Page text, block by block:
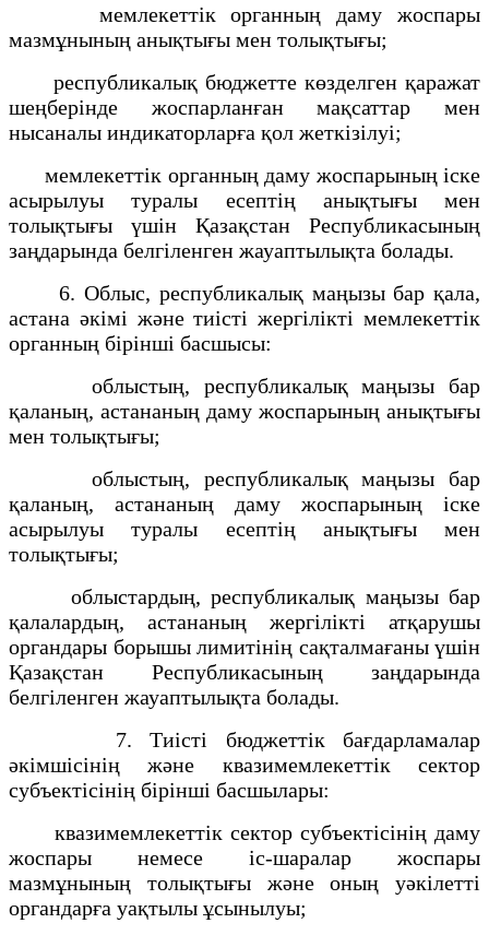
мемлекеттік органның даму жоспары
мазмұнының анықтығы мен толықтығы;
республикалық бюджетте көзделген қаражат
шеңберінде жоспарланған мақсаттар мен
нысаналы индикаторларға қол жеткізілуі;
мемлекеттік органның даму жоспарының іске
асырылуы туралы есептің анықтығы мен
толықтығы үшін Қазақстан Республикасының
заңдарында белгіленген жауаптылықта болады.
6. Облыс, республикалық маңызы бар қала,
астана әкімі және тиісті жергілікті мемлекеттік
органның бірінші басшысы:
облыстың, республикалық маңызы бар
қаланың, астананың даму жоспарының анықтығы
мен толықтығы;
облыстың, республикалық маңызы бар
қаланың, астананың даму жоспарының іске
асырылуы туралы есептің анықтығы мен
толықтығы;
облыстардың, республикалық маңызы бар
қалалардың, астананың жергілікті атқарушы
органдары борышы лимитінің сақталмағаны үшін
Қазақстан Республикасының заңдарында
белгіленген жауаптылықта болады.
7. Тиісті бюджеттік бағдарламалар
әкімшісінің және квазимемлекеттік сектор
субъектісінің бірінші басшылары:
квазимемлекеттік сектор субъектісінің даму
жоспары немесе іс-шаралар жоспары
мазмұнының толықтығы және оның уәкілетті
органдарға уақтылы ұсынылуы;